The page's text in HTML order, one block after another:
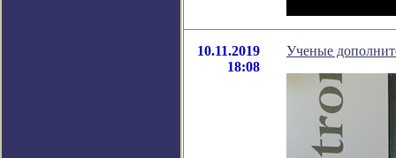
10.11.2019
18:08
Ученые